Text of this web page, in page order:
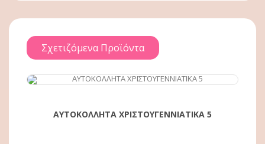
Σχετιζόμενα Προϊόντα
ΑΓΟΡΆ
ΑΥΤΟΚΟΛΛΗΤΑ ΧΡΙΣΤΟΥΓΕΝΝΙΑΤΙΚΑ 5